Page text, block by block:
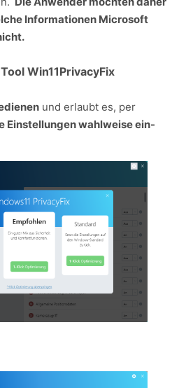
Informationen Microsoft
Win11PrivacyFix
und erlaubt es, per
Einstellungen wahlweise ein-